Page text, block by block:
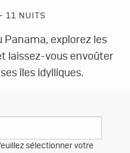
- 11 NUITS
explorez les
laissez-vous envoûter
îles idylliques.
sélectionner votre